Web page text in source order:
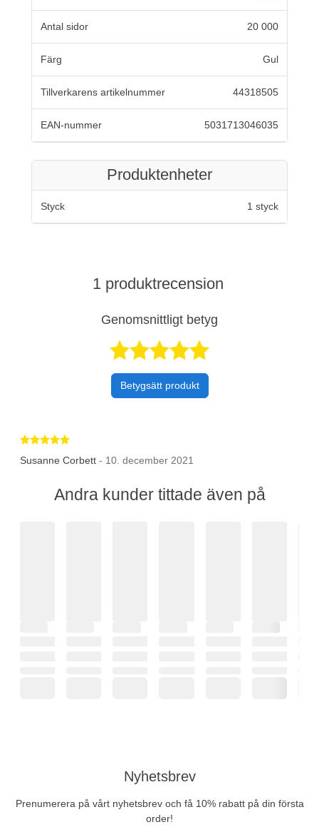
Antal sidor 20 000
Färg Gul
Tillverkarens artikelnummer 44318505
EAN-nummer 5031713046035
Produktenheter
Styck 1 styck
1 produktrecension
Genomsnittligt betyg
Betygsatt 5 av
Betygsätt produkt
Betygsatt 5 av 5 stjärnor
Susanne Corbett - 10. december 2021
Andra kunder tittade även på
Nyhetsbrev
Prenumerera på vårt nyhetsbrev och få 10% rabatt på din första
order!